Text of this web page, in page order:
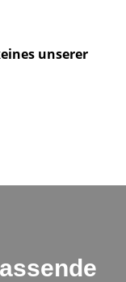
unserer